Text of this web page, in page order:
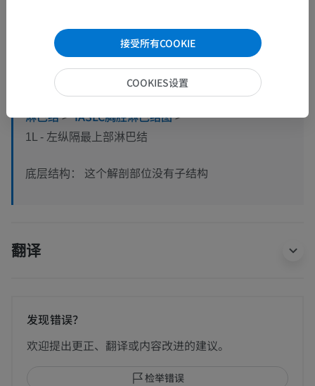
人体解剖学1
系统解剖学> 淋巴系统> 二级淋巴器官> 淋巴结
淋巴结> IASLC胸腔淋巴结图>
1L - 左纵隔最上部淋巴结
底层结构： 这个解剖部位没有子结构
翻译
发现错误？
欢迎提出更正、翻译或内容改进的建议。
检举错误
接受所有COOKIE
COOKIES设置